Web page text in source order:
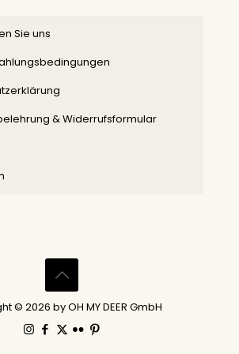
Sie uns
& Widerrufsformular
© 2026 by OH MY DEER GmbH